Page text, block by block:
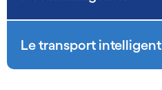
Le transport intelligent